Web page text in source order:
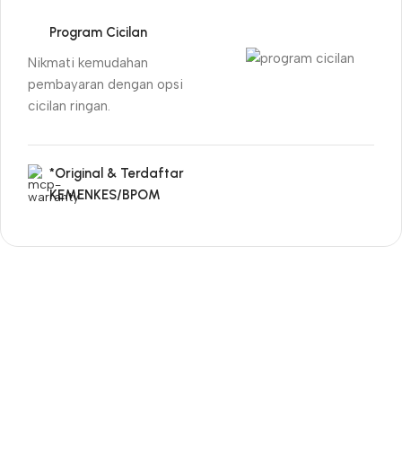
Program Cicilan
Nikmati kemudahan
pembayaran dengan opsi
cicilan ringan.
*Original & Terdaftar
KEMENKES/BPOM